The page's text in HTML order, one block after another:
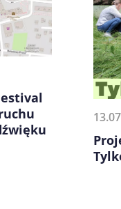
moje dane w
komentarzy.